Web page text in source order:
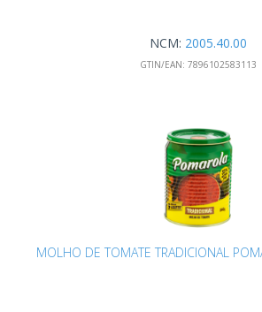
NCM: 2005.40.00
GTIN/EAN: 7896102583113
MOLHO DE TOMATE TRADICIONAL